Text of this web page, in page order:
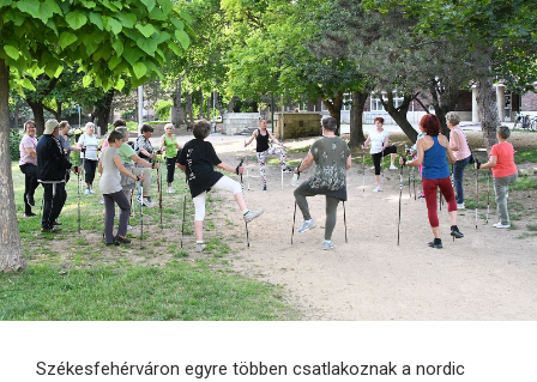
Székesfehérváron egyre többen csatlakoznak a nordic